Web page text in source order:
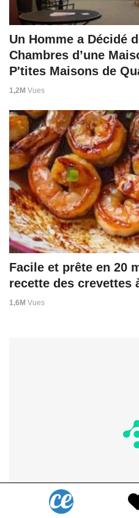
Un Homme a Décidé
Chambres d’une
P'tites Maisons de
1,2M Vues
Facile et prête en 20
recette des crevettes
1,6M Vues